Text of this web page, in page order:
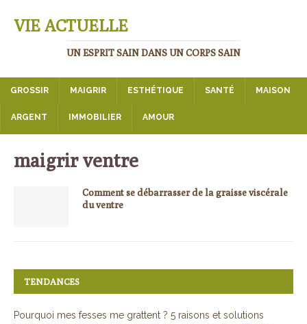
VIE ACTUELLE
UN ESPRIT SAIN DANS UN CORPS SAIN
GROSSIR MAIGRIR ESTHÉTIQUE SANTÉ MAISON
ARGENT IMMOBILIER AMOUR
maigrir ventre
Comment se débarrasser de la graisse viscérale
du ventre
TENDANCES
Pourquoi mes fesses me grattent ? 5 raisons et solutions